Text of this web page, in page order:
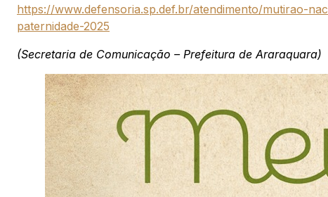
https://www.defensoria.sp.def.br/atendimento/mutirao-
paternidade-2025
(Secretaria de Comunicação – Prefeitura de Araraquara)